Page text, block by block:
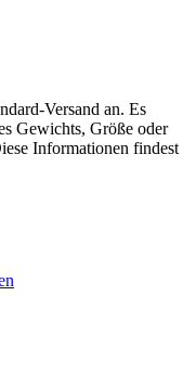
Versand an. Es
Gewichts, Größe oder
Informationen findest